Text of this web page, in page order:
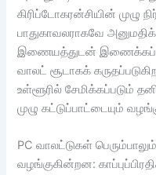
கிரிப்டோகரன்சியின் முழு
பாதுகாவலராகவே
இணையத்துடன்
வாலட் சூடாகக்
உள்ளூரில் சேமிக்கப்படும்
முழு கட்டுப்பாட்டையும்
PC வாலட்டுகள்
வழங்குகின்றன: